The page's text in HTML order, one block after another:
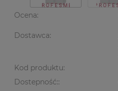
Ocena:
Dostawca:
Kod produktu:
Dostepność::